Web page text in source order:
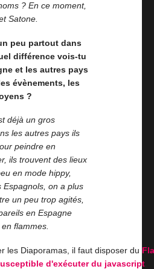
? En ce moment,
Satone.
peu partout dans
différence vois-tu
et les autres pays
évènements, les
?
déjà un gros
les autres pays ils
peindre en
ils trouvent des lieux
en mode hippy,
Espagnols, on a plus
un peu trop agités,
en Espagne
flammes.
les Diaporamas, il faut disposer du
d'exécuter du javascript